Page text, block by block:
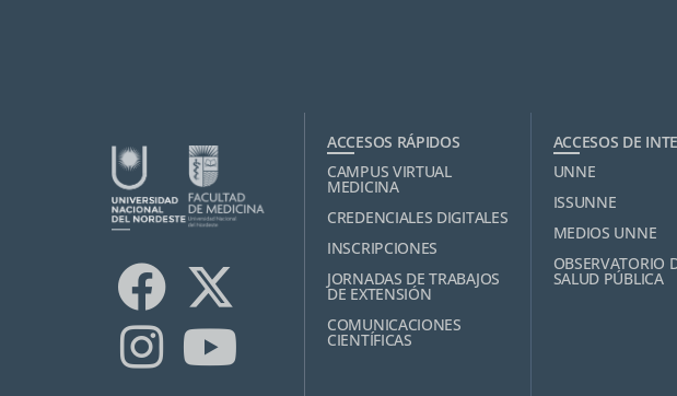
ACCESOS RÁPIDOS
CAMPUS VIRTUAL
MEDICINA
CREDENCIALES DIGITALES
INSCRIPCIONES
JORNADAS DE TRABAJOS
DE EXTENSIÓN
COMUNICACIONES
CIENTÍFICAS
ACCESOS DE
UNNE
ISSUNNE
MEDIOS UNNE
OBSERVATORIO
SALUD PÚBLICA